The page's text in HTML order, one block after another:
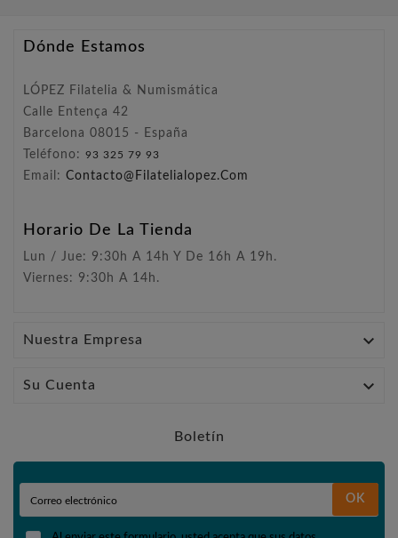
Dónde Estamos
LÓPEZ Filatelia & Numismática
Calle Entença 42
Barcelona 08015 - España
Teléfono: 93 325 79 93
Email: Contacto@filatelialopez.com
Horario De La Tienda
Lun / Jue: 9:30h A 14h Y De 16h A 19h.
Viernes: 9:30h A 14h.
Nuestra Empresa 
Su Cuenta 
Boletín
OK